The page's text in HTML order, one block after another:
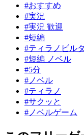
#おすすめ
#実況
#実況 歓迎
#短編
#ティラノビル
#短編 ノベル
#5分
#ノベル
#ティラノ
#サクッと
#ノベルゲーム